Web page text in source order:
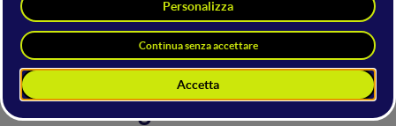
Altri interventi nella sala
Digital For PMI